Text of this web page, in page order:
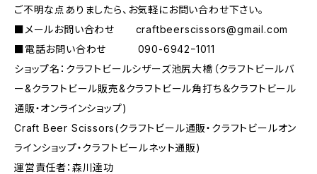
ご不明な点ありましたら、お気軽にお問い合わせ下さい。
■メールお問い合わせ craftbeerscissors@gmail.com
■電話お問い合わせ 090-6942ｰ1011
ショップ名：クラフトビールシザーズ池尻大橋（クラフトビールバ
ー&クラフトビール販売&クラフトビール角打ち＆クラフトビール
通販・オンラインショップ)
Craft Beer Scissors(クラフトビール通販・クラフトビールオン
ラインショップ・クラフトビールネット通販)
運営責任者：森川達功